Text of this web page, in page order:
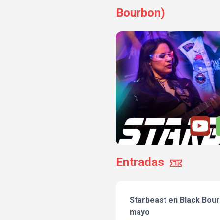
Bourbon)
Entradas
Starbeast en Black
mayo